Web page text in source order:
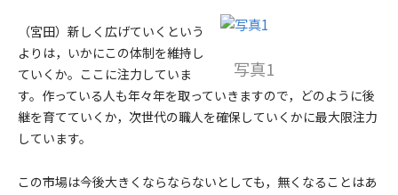
写真1
（宮田） 新しく広げていくという
よりは，いかにこの体制を維持し
ていくか。ここに注力していま
す。作っている人も年々年を取っていきますので，どのように後
継を育てていくか，次世代の職人を確保していくかに最大限注力
しています。
この市場は今後大きくならならないとしても，無くなることはあ